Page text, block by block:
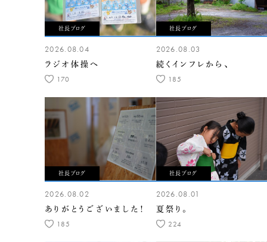
社長ブログ
2026.08.04
ラジオ体操へ
170
社長ブログ
2026.08.03
続くインフレから、
185
社長ブログ
2026.08.02
ありがとうございました！
185
社長ブログ
2026.08.01
夏祭り。
224